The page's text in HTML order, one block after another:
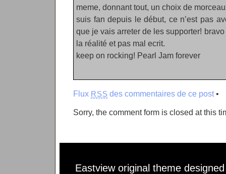
meme, donnant tout, un choix de
suis fan depuis le début, ce n’est pas
que je vais arreter de les supporter!
la réalité et pas mal ecrit.
keep on rocking! Pearl Jam forever
Flux RSS des commentaires de ce post•
Sorry, the comment form is closed at this
Eastview original theme